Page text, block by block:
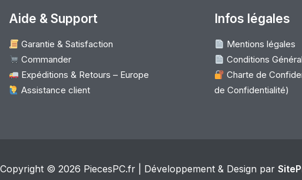
Aide & Support
Garantie & Satisfaction
Commander
Expéditions & Retours – Europe
Assistance client
Infos légales
Mentions légales
Conditions
Charte de
de Confidentialité)
Copyright © 2026 PiecesPC.fr | Développement & Design par